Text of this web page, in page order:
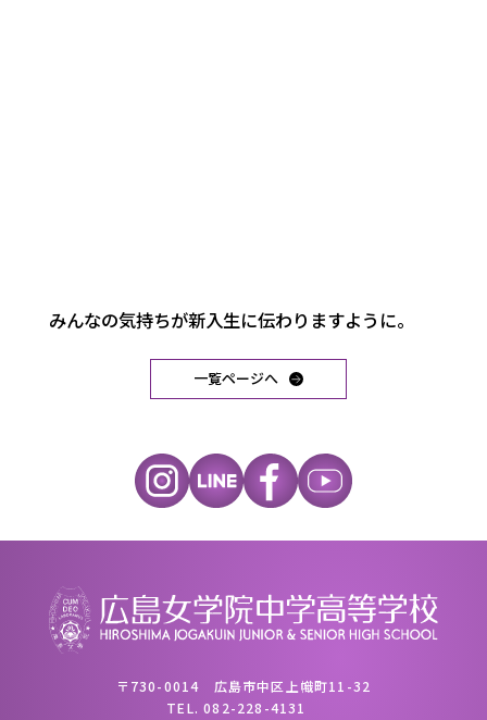
みんなの気持ちが新入生に伝わりますように。
一覧ページへ
〒730-0014 広島市中区上幟町11-32
TEL.082-228-4131